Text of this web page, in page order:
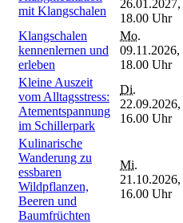
mit Klangschalen
26.01.2027,
18.00 Uhr
Klangschalen
kennenlernen und
erleben
Mo.
09.11.2026,
18.00 Uhr
Kleine Auszeit
vom Alltagsstress:
Atementspannung
im Schillerpark
Di.
22.09.2026,
16.00 Uhr
Kulinarische
Wanderung zu
essbaren
Wildpflanzen,
Beeren und
Baumfrüchten
Mi.
21.10.2026,
16.00 Uhr